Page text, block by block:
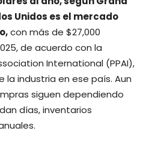
Unidos es el mercado
con más de $27,000
de acuerdo con la
International (PPAI),
la industria en ese país. Aun
siguen dependiendo
días, inventarios